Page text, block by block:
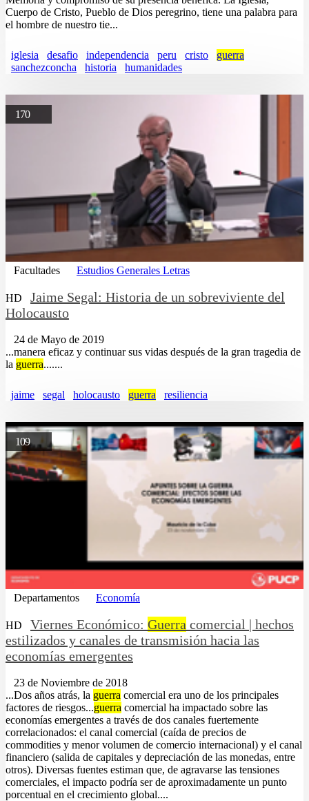
Cuerpo de Cristo, Pueblo de Dios peregrino, tiene una palabra para
el hombre de nuestro tie...
iglesia desafio independencia peru cristo
guerra
sanchezconcha
historia humanidades
170
Facultades Estudios Generales Letras
HD
Jaime Segal: Historia de un sobreviviente del
Holocausto
24 de Mayo de 2019
...manera eficaz y continuar sus vidas después de la gran tragedia de
la guerra.......
jaime segal holocausto guerra resiliencia
109
Departamentos Economía
HD Viernes Económico: Guerra comercial | hechos
estilizados y canales de transmisión hacia las
economías emergentes
23 de Noviembre de 2018
...Dos años atrás, la guerra comercial era uno de los principales
factores de riesgos...guerra comercial ha impactado sobre las
economías emergentes a través de dos canales fuertemente
correlacionados: el canal comercial (caída de precios de
commodities y menor volumen de comercio internacional) y el canal
financiero (salida de capitales y depreciación de las monedas, entre
otros). Diversas fuentes estiman que, de agravarse las tensiones
comerciales, el impacto podría ser de aproximadamente un punto
porcentual en el crecimiento global....